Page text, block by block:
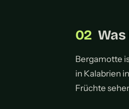
Bergamotte
in Kalabrien
Früchte